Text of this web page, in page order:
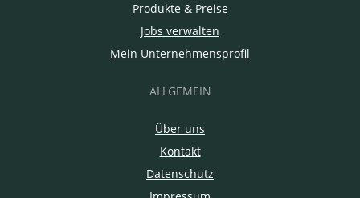
Produkte & Preise
Jobs verwalten
Mein Unternehmensprofil
ALLGEMEIN
Über uns
Kontakt
Datenschutz